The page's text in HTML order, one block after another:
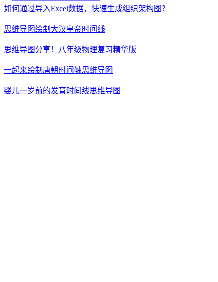
如何通过导入Excel数据，快速生成组织架构图？
思维导图绘制大汉皇帝时间线
思维导图分享！八年级物理复习精华版
一起来绘制唐朝时间轴思维导图
婴儿一岁前的发育时间线思维导图